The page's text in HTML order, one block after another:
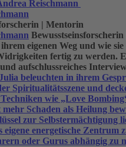
| Mentorin
eigenen Weg und wie sie
fertig zu werden.
aufschlussreiches
Julia beleuchten in ihrem
Spiritualitätsszene und
wie „Love
Schaden als Heilung
zur Selbstermächtigung
eigene energetische Zentrum
oder Gurus abhängig zu